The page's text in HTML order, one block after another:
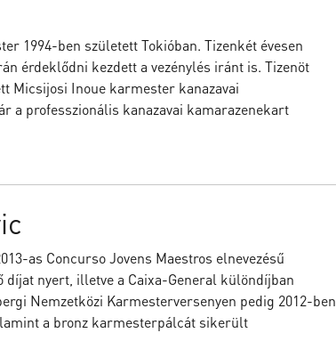
1994-ben született Tokióban. Tizenkét évesen
érdeklődni kezdett a vezénylés iránt is. Tizenöt
Micsijosi Inoue karmester kanazavai
a professzionális kanazavai kamarazenekart
as Concurso Jovens Maestros elnevezésű
díjat nyert, illetve a Caixa-General különdíjban
Nemzetközi Karmesterversenyen pedig 2012-ben
a bronz karmesterpálcát sikerült